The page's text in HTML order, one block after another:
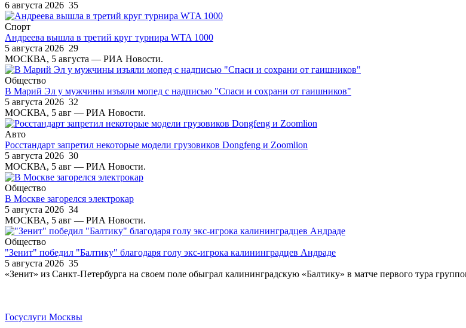
6 августа 2026 35
Спорт
Андреева вышла в третий круг турнира WTA 1000
5 августа 2026 29
МОСКВА, 5 августа — РИА Новости.
Общество
В Марий Эл у мужчины изъяли мопед с надписью "Спаси и сохрани от гаишников"
5 августа 2026 32
МОСКВА, 5 авг — РИА Новости.
Авто
Росстандарт запретил некоторые модели грузовиков Dongfeng и Zoomlion
5 августа 2026 30
МОСКВА, 5 авг — РИА Новости.
Общество
В Москве загорелся электрокар
5 августа 2026 34
МОСКВА, 5 авг — РИА Новости.
Общество
"Зенит" победил "Балтику" благодаря голу экс-игрока калининградцев Андраде
5 августа 2026 35
«Зенит» из Санкт-Петербурга на своем поле обыграл калининградскую «Балтику» в матче первого тура
Госуслуги Москвы